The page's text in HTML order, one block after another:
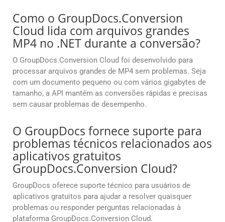
Como o GroupDocs.Conversion
Cloud lida com arquivos grandes
MP4 no .NET durante a conversão?
O GroupDocs.Conversion Cloud foi desenvolvido para
processar arquivos grandes de MP4 sem problemas. Seja
com um documento pequeno ou com vários gigabytes de
tamanho, a API mantém as conversões rápidas e precisas
sem causar problemas de desempenho.
O GroupDocs fornece suporte para
problemas técnicos relacionados aos
aplicativos gratuitos
GroupDocs.Conversion Cloud?
GroupDocs oferece suporte técnico para usuários de
aplicativos gratuitos para ajudar a resolver quaisquer
problemas ou responder perguntas relacionadas à
plataforma GroupDocs.Conversion Cloud.